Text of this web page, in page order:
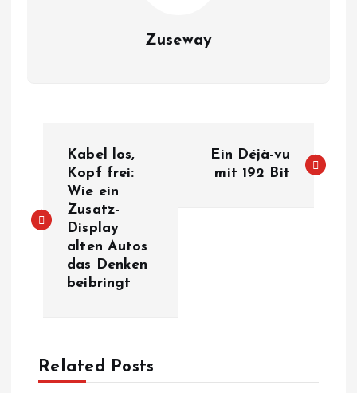
Zuseway
i
g
Kabel los,
Kopf frei:
Wie ein
Zusatz-
Display
alten Autos
das Denken
beibringt
Ein Déjà-vu
mit 192 Bit
Related Posts